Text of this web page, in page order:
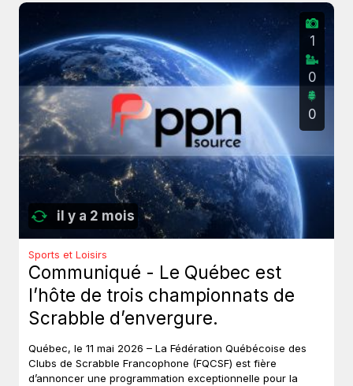
il y a 2 mois
1
0
0
Sports et Loisirs
Communiqué - Le Québec est
l’hôte de trois championnats de
Scrabble d’envergure.
Québec, le 11 mai 2026 – La Fédération Québécoise des
Clubs de Scrabble Francophone (FQCSF) est fière
d’annoncer une programmation exceptionnelle pour la